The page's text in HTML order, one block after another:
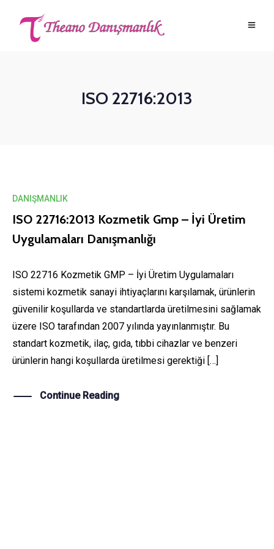
ISO 22716:2013
DANIŞMANLIK
ISO 22716:2013 Kozmetik Gmp – İyi Üretim
Uygulamaları Danışmanlığı
ISO 22716 Kozmetik GMP – İyi Üretim Uygulamaları
sistemi kozmetik sanayi ihtiyaçlarını karşılamak, ürünlerin
güvenilir koşullarda ve standartlarda üretilmesini sağlamak
üzere ISO tarafından 2007 yılında yayınlanmıştır. Bu
standart kozmetik, ilaç, gıda, tıbbi cihazlar ve benzeri
ürünlerin hangi koşullarda üretilmesi gerektiği […]
Continue Reading